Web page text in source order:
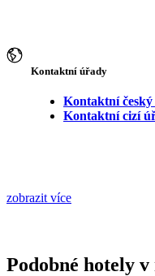
Kontaktní úřady
Kontaktní
Kontaktní cizí
zobrazit více
Podobné hotely